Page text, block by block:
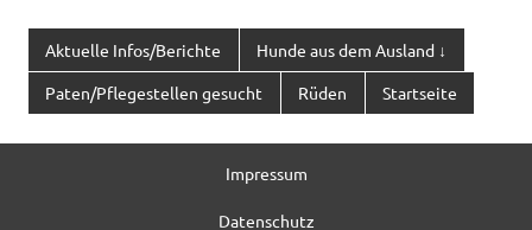
Aktuelle Infos/Berichte Hunde aus dem Ausland ↓
Paten/Pflegestellen gesucht Rüden Startseite
Impressum
Datenschutz